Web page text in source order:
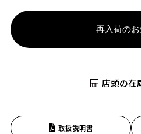
再入荷の
店頭の在
取扱説明書